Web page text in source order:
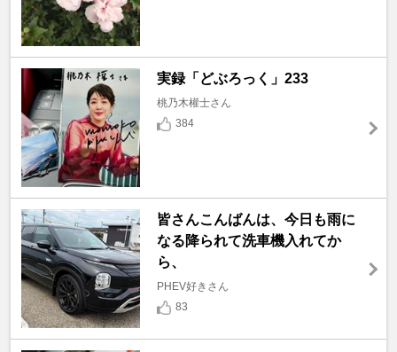
実録「どぶろっく」233
桃乃木權士さん
384
皆さんこんばんは、今日も雨に
なる降られて洗車機入れてか
ら、
PHEV好きさん
83